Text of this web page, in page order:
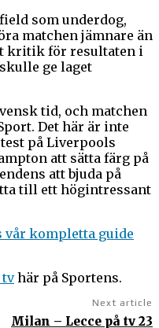
som underdog,
matchen jämnare än
kritik för resultaten i
ge laget
tid, och matchen
Det här är inte
på Liverpools
att sätta färg på
att bjuda på
till ett högintressant
vår kompletta guide
tvhär på Sportens.
Next article
Milan – Lecce på tv 23